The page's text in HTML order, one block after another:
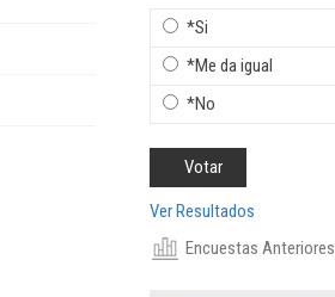
*Si
*Me da igual
*No
Ver Resultados
Encuestas Anteriores